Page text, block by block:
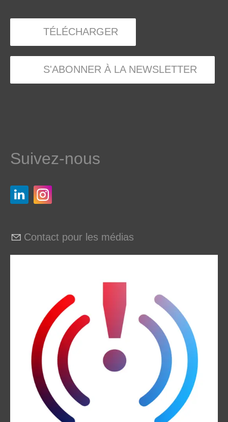
TÉLÉCHARGER
S'ABONNER À LA NEWSLETTER
Suivez-nous
Contact pour les médias